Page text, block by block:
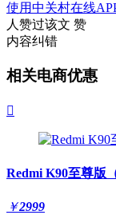
使用中关村在线
人赞过该文 赞
内容纠错
相关电商优惠

Redmi K90至尊版
￥2999